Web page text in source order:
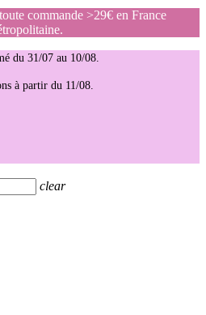
commande >29€ en France
du 31/07 au 10/08.
à partir du 11/08.
clear